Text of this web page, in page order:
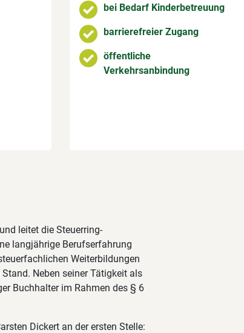
bei Bedarf Kinderbetreuung
barrierefreier Zugang
öffentliche
Verkehrsanbindung
leitet die Steuerring-
langjährige Berufserfahrung
Weiterbildungen
Neben seiner Tätigkeit als
Buchhalter im Rahmen des § 6
Dickert an der ersten Stelle: